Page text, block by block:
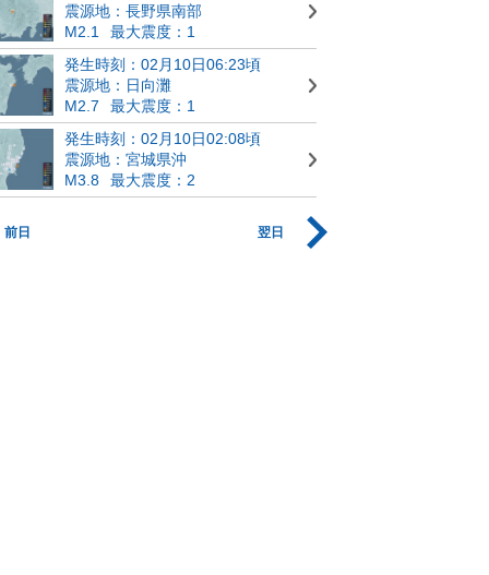
震源地：長野県南部
M2.1
最大震度：1
発生時刻：02月10日06:23頃
震源地：日向灘
M2.7
最大震度：1
発生時刻：02月10日02:08頃
震源地：宮城県沖
M3.8
最大震度：2
前日 翌日